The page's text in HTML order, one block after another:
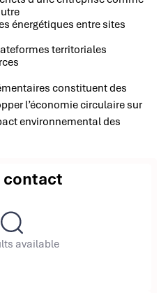
énergétiques entre sites
territoriales
constituent des
l’économie circulaire sur
environnemental des
contact
available